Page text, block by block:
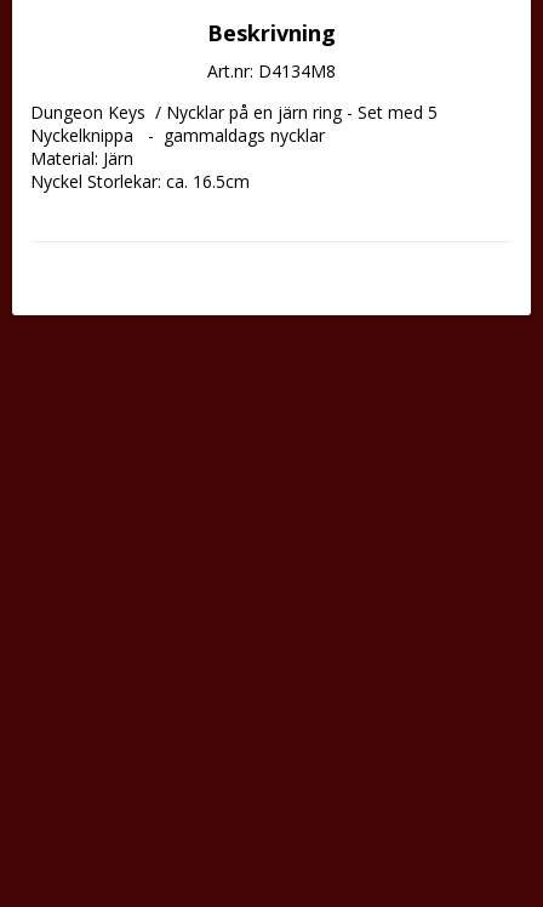
Beskrivning
Art.nr: D4134M8
Dungeon Keys  / Nycklar på en järn ring - Set med 5
Nyckelknippa   -  gammaldags nycklar
Material: Järn
Nyckel Storlekar: ca. 16.5cm